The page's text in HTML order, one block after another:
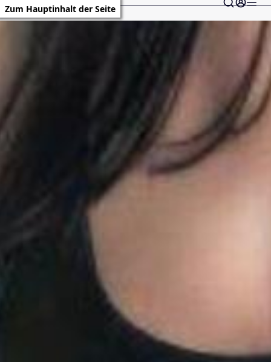
Zum Hauptinhalt der Seite